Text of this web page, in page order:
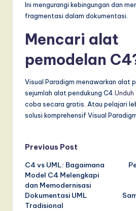
Ini mengurangi kebingungan dan
fragmentasi dalam dokumentasi.
Mencari alat
pemodelan
Visual Paradigm menawarkan alat
sejumlah alat pendukung C4.Unduh
coba secara gratis. Atau pelajari
solusi komprehensif Visual
Post
navigation
Previous Post
C4 vs UML: Bagaimana
Model C4 Melengkapi
dan Memodernisasi
Dokumentasi UML
Tradisional